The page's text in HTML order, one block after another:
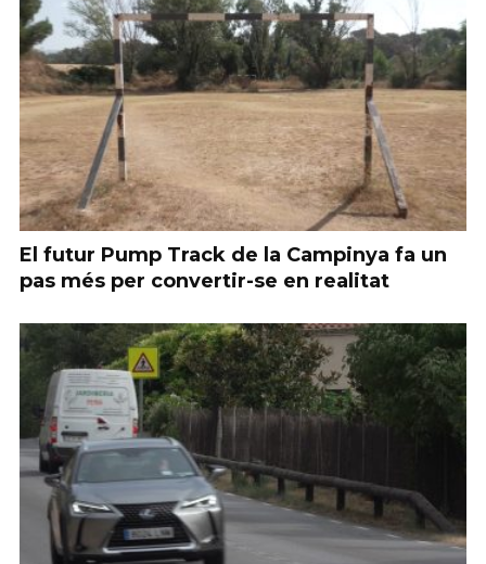
El futur Pump Track de la Campinya fa un
pas més per convertir-se en realitat